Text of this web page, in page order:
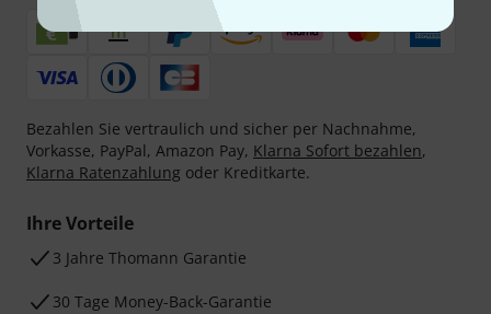
Bezahlen Sie vertraulich und sicher per Nachnahme,
Vorkasse, PayPal, Amazon Pay, Klarna Sofort bezahlen,
Klarna Ratenzahlung oder Kreditkarte.
Ihre Vorteile
3 Jahre Thomann Garantie
30 Tage Money-Back-Garantie